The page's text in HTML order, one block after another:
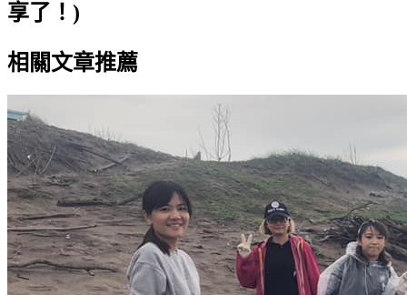
享了！)
相關文章推薦